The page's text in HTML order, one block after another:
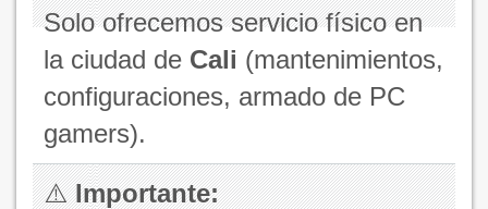
Solo ofrecemos servicio físico en
la ciudad de Cali (mantenimientos,
configuraciones, armado de PC
gamers).
⚠️Importante: